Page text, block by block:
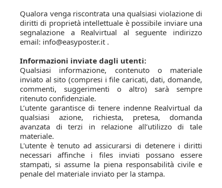
Qualora venga riscontrata una qualsiasi violazione di
diritti di proprietà intellettuale è possibile inviare una
segnalazione a Realvirtual al seguente indirizzo
email: info@easyposter.it .
Informazioni inviate dagli utenti:
Qualsiasi informazione, contenuto o materiale
inviato al sito (compresi i file caricati, dati, domande,
commenti, suggerimenti o altro) sarà sempre
ritenuto confidenziale.
L’utente garantisce di tenere indenne Realvirtual da
qualsiasi azione, richiesta, pretesa, domanda
avanzata di terzi in relazione all’utilizzo di tale
materiale.
L'utente è tenuto ad assicurarsi di detenere i diritti
necessari affinche i files inviati possano essere
stampati, si assume la piena responsabilità civile e
penale del materiale inviato per la stampa.